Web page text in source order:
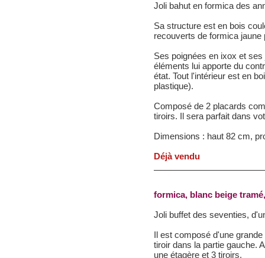
Joli bahut en formica des
Sa structure est en bois
recouverts de formica jaune
Ses poignées en ixox et
éléments lui apporte du
état. Tout l'intérieur est en
plastique).
Composé de 2 placards
tiroirs. Il sera parfait dans
Dimensions : haut 82 cm,
Déjà vendu
formica, blanc beige
Joli buffet des seventies,
Il est composé d'une
tiroir dans la partie gauche.
une étagère et 3 tiroirs.